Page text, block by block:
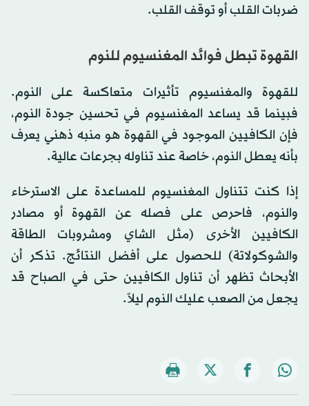
ضربات القلب أو توقف القلب.
القهوة تبطل فوائد المغنسيوم للنوم
للقهوة والمغنسيوم تأثيرات متعاكسة على النوم.
فبينما قد يساعد المغنسيوم في تحسين جودة النوم،
فإن الكافيين الموجود في القهوة هو منبه ذهني يعرف
بأنه يعطل النوم، خاصة عند تناوله بجرعات عالية.
إذا كنت تتناول المغنسيوم للمساعدة على الاسترخاء
والنوم، فاحرص على فصله عن القهوة أو مصادر
الكافيين الأخرى (مثل الشاي ومشروبات الطاقة
والشوكولاتة) للحصول على أفضل النتائج. تذكر أن
الأبحاث تظهر أن تناول الكافيين حتى في الصباح قد
يجعل من الصعب عليك النوم ليلاً.